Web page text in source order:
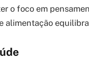
o foco em
alimentação